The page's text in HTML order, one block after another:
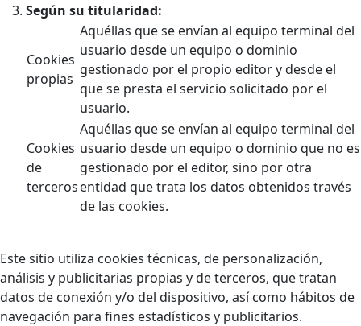
Según su titularidad:
Cookies
propias
Aquéllas que se envían al equipo terminal del
usuario desde un equipo o dominio
gestionado por el propio editor y desde el
que se presta el servicio solicitado por el
usuario.
Cookies
de
terceros
Aquéllas que se envían al equipo terminal del
usuario desde un equipo o dominio que no es
gestionado por el editor, sino por otra
entidad que trata los datos obtenidos través
de las cookies.
Este sitio utiliza cookies técnicas, de personalización,
análisis y publicitarias propias y de terceros, que tratan
datos de conexión y/o del dispositivo, así como hábitos de
navegación para fines estadísticos y publicitarios.